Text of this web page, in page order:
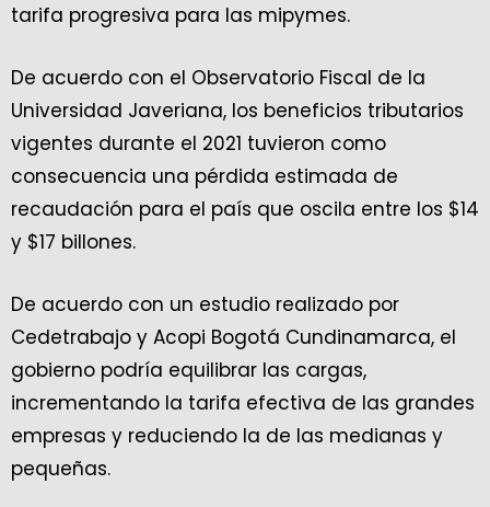
tarifa progresiva para las mipymes.
De acuerdo con el Observatorio Fiscal de la
Universidad Javeriana, los beneficios tributarios
vigentes durante el 2021 tuvieron como
consecuencia una pérdida estimada de
recaudación para el país que oscila entre los $14
y $17 billones.
De acuerdo con un estudio realizado por
Cedetrabajo y Acopi Bogotá Cundinamarca, el
gobierno podría equilibrar las cargas,
incrementando la tarifa efectiva de las grandes
empresas y reduciendo la de las medianas y
pequeñas.